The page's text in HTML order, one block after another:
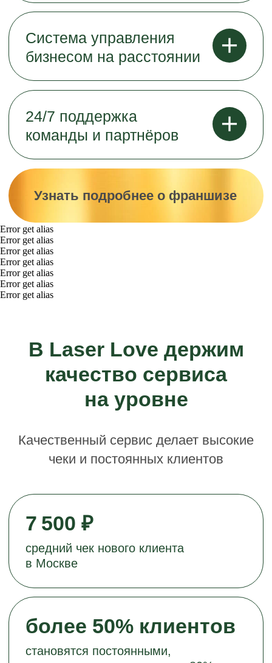
Error get alias
Error get alias
Error get alias
Error get alias
Error get alias
Error get alias
Error get alias
marketolog@laserlove.ru
Информация, указанная на сайте, не является
публичной офертой. Подробную информацию
уточняйте у менеджеров.
Сделано и запущено
О нас
Блог
Прокачка партнёров
*Компания Meta в России признана
экстремистской организацией
©Laser Love, 2018-2026
Политика конфиденциальности
Свяжитесь с нами
Laser Love
Входим в состав Российской
Ассоциации Франчайзинга
Входим в ТОП-10 салонов